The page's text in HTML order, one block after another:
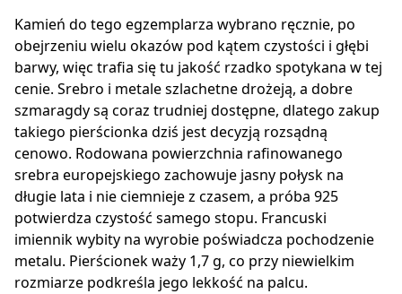
Kamień do tego egzemplarza wybrano ręcznie, po
obejrzeniu wielu okazów pod kątem czystości i głębi
barwy, więc trafia się tu jakość rzadko spotykana w tej
cenie. Srebro i metale szlachetne drożeją, a dobre
szmaragdy są coraz trudniej dostępne, dlatego zakup
takiego pierścionka dziś jest decyzją rozsądną
cenowo. Rodowana powierzchnia rafinowanego
srebra europejskiego zachowuje jasny połysk na
długie lata i nie ciemnieje z czasem, a próba 925
potwierdza czystość samego stopu. Francuski
imiennik wybity na wyrobie poświadcza pochodzenie
metalu. Pierścionek waży 1,7 g, co przy niewielkim
rozmiarze podkreśla jego lekkość na palcu.